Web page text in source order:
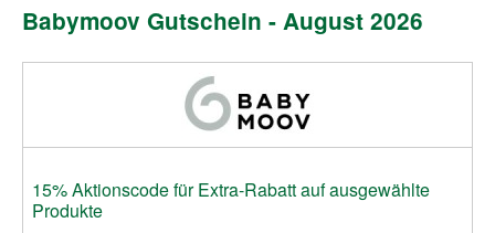
Babymoov Gutschein - August 2026
15% Aktionscode für Extra-Rabatt auf ausgewählte
Produkte